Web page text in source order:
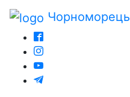
Чорноморець